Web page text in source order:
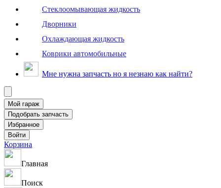
Стеклоомывающая жидкость
Дворники
Охлаждающая жидкость
Коврики автомобильные
Мне нужна запчасть но я незнаю как найти?
Корзина
Главная
Поиск